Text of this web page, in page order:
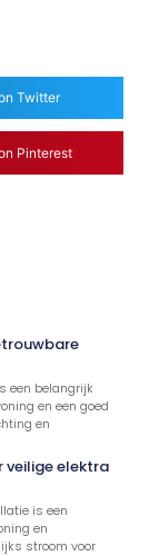
Twitter
Pinterest
een belangrijk
en een goed
en
veilige elektra
is een
en
stroom voor